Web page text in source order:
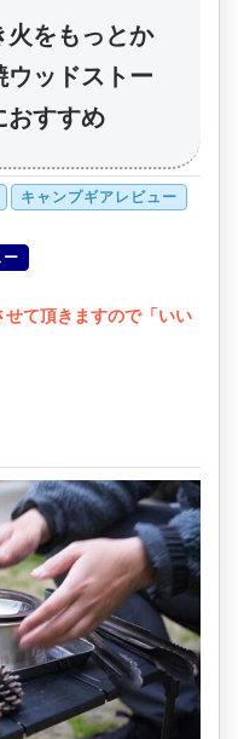
火をもっとか
ッドストー
おすすめ
キャンプギアレビュー
て頂きますので「いい